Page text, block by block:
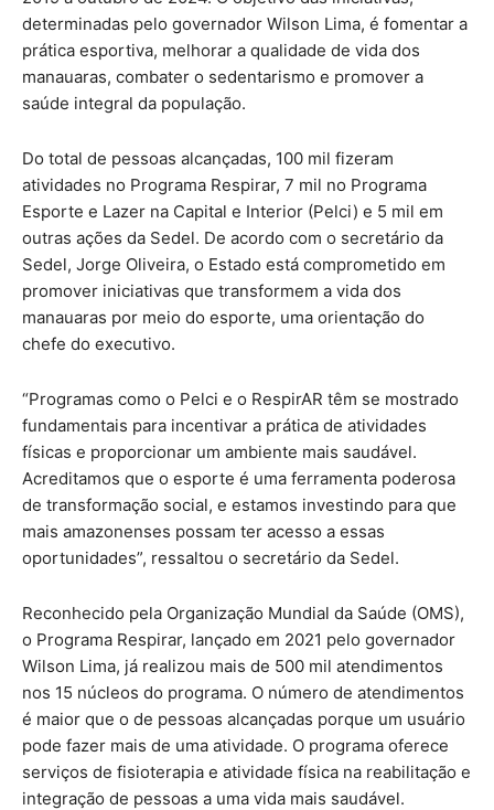
determinadas pelo governador Wilson Lima, é fomentar a
prática esportiva, melhorar a qualidade de vida dos
manauaras, combater o sedentarismo e promover a
saúde integral da população.
Do total de pessoas alcançadas, 100 mil fizeram
atividades no Programa Respirar, 7 mil no Programa
Esporte e Lazer na Capital e Interior (Pelci) e 5 mil em
outras ações da Sedel. De acordo com o secretário da
Sedel, Jorge Oliveira, o Estado está comprometido em
promover iniciativas que transformem a vida dos
manauaras por meio do esporte, uma orientação do
chefe do executivo.
“Programas como o Pelci e o RespirAR têm se mostrado
fundamentais para incentivar a prática de atividades
físicas e proporcionar um ambiente mais saudável.
Acreditamos que o esporte é uma ferramenta poderosa
de transformação social, e estamos investindo para que
mais amazonenses possam ter acesso a essas
oportunidades”, ressaltou o secretário da Sedel.
Reconhecido pela Organização Mundial da Saúde (OMS),
o Programa Respirar, lançado em 2021 pelo governador
Wilson Lima, já realizou mais de 500 mil atendimentos
nos 15 núcleos do programa. O número de atendimentos
é maior que o de pessoas alcançadas porque um usuário
pode fazer mais de uma atividade. O programa oferece
serviços de fisioterapia e atividade física na reabilitação e
integração de pessoas a uma vida mais saudável.